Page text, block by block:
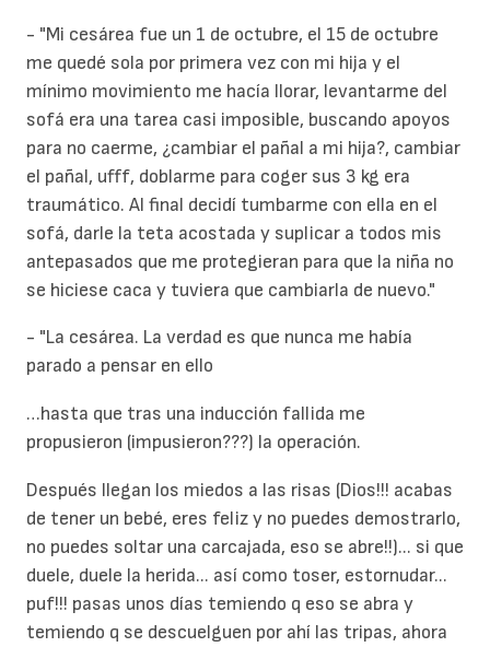
- "Mi cesárea fue un 1 de octubre, el 15 de octubre
me quedé sola por primera vez con mi hija y el
mínimo movimiento me hacía llorar, levantarme del
sofá era una tarea casi imposible, buscando apoyos
para no caerme, ¿cambiar el pañal a mi hija?, cambiar
el pañal, ufff, doblarme para coger sus 3 kg era
traumático. Al final decidí tumbarme con ella en el
sofá, darle la teta acostada y suplicar a todos mis
antepasados que me protegieran para que la niña no
se hiciese caca y tuviera que cambiarla de nuevo."
- "La cesárea. La verdad es que nunca me había
parado a pensar en ello
…hasta que tras una inducción fallida me
propusieron (impusieron???) la operación.
Después llegan los miedos a las risas (Dios!!! acabas
de tener un bebé, eres feliz y no puedes demostrarlo,
no puedes soltar una carcajada, eso se abre!!)... si que
duele, duele la herida... así como toser, estornudar...
puf!!! pasas unos días temiendo q eso se abra y
temiendo q se descuelguen por ahí las tripas, ahora